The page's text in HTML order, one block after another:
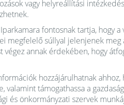
vagy helyreállítási
fontosnak tartja, hogy
megfelelő súllyal jelenjenek
annak érdekében, hogy
hozzájárulhatnak ahhoz,
valamint támogathassa a
és önkormányzati szervek